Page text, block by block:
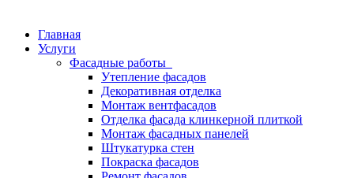
Главная
Услуги
Фасадные работы
Утепление фасадов
Декоративная отделка
Монтаж вентфасадов
Отделка фасада клинкерной плиткой
Монтаж фасадных панелей
Штукатурка стен
Покраска фасадов